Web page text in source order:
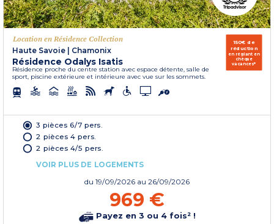
Location en Résidence Collection
Haute Savoie
Chamonix
Résidence Odalys Isatis
Résidence proche du centre station avec espace détente, salle de
sport, piscine extérieure et intérieure avec vue sur les sommets.
150€ de
réduction
en réglant en
chèque
vacances*
3 pièces 6/7 pers.
2 pièces 4 pers.
2 pièces 4/5 pers.
VOIR PLUS DE LOGEMENTS
du 19/09/2026 au 26/09/2026
969 €
Payez en 3 ou 4 fois² !